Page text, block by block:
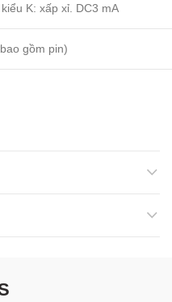
K: xấp xỉ. DC3 mA
gồm pin)